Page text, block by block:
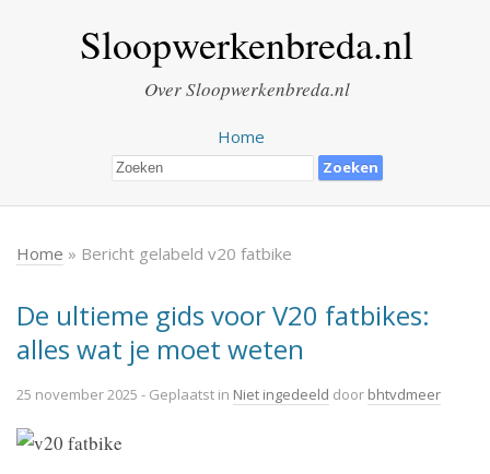
Sloopwerkenbreda.nl
Over Sloopwerkenbreda.nl
Home
Home » Bericht gelabeld v20 fatbike
De ultieme gids voor V20 fatbikes:
alles wat je moet weten
25 november 2025 - Geplaatst in Niet ingedeeld door bhtvdmeer